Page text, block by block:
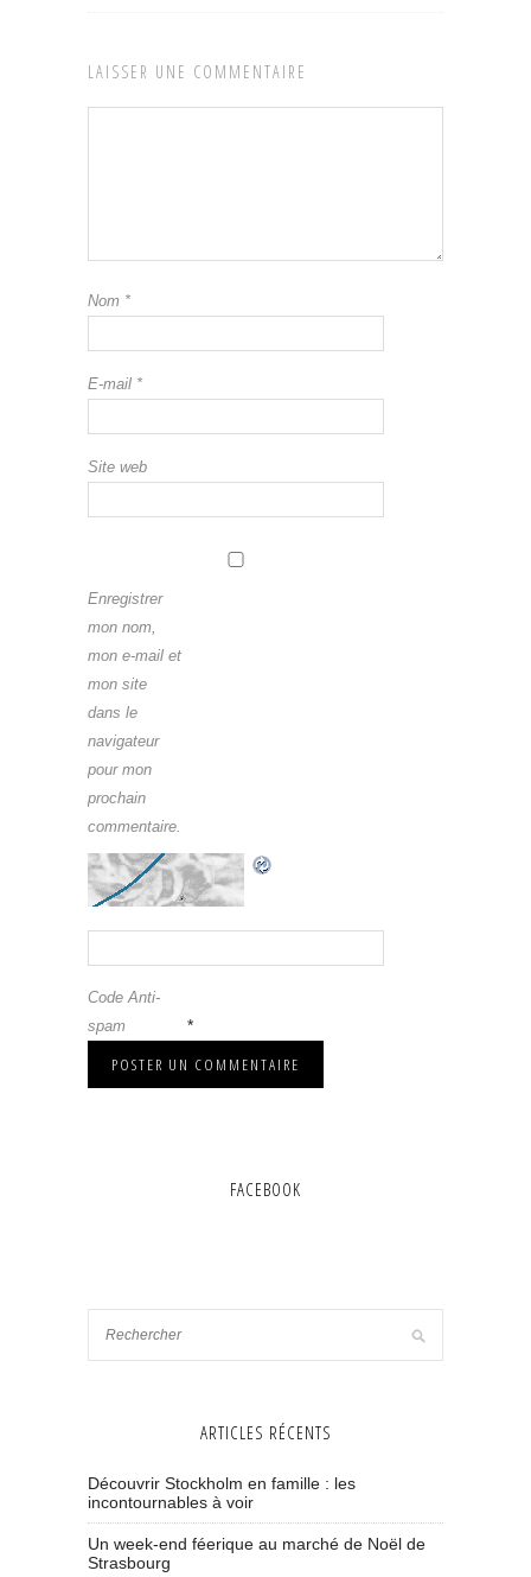
LAISSER UNE COMMENTAIRE
Nom *
E-mail *
Site web
Enregistrer
mon nom,
mon e-mail et
mon site
dans le
navigateur
pour mon
prochain
commentaire.
Code Anti-
spam
*
FACEBOOK
ARTICLES RÉCENTS
Découvrir Stockholm en famille : les
incontournables à voir
Un week-end féerique au marché de Noël de
Strasbourg